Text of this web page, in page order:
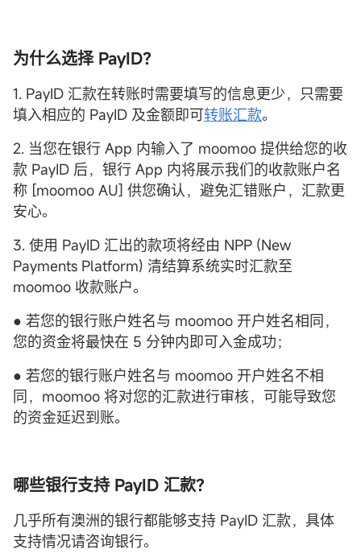
为什么选择 PayID？
1. PayID 汇款在转账时需要填写的信息更少，只需要
填入相应的 PayID 及金额即可转账汇款。
2. 当您在银行 App 内输入了 moomoo 提供给您的收
款 PayID 后，银行 App 内将展示我们的收款账户名
称 [moomoo AU] 供您确认，避免汇错账户，汇款更
安心。
3. 使用 PayID 汇出的款项将经由 NPP (New
Payments Platform) 清结算系统实时汇款至
moomoo 收款账户。
● 若您的银行账户姓名与 moomoo 开户姓名相同，
您的资金将最快在 5 分钟内即可入金成功；
● 若您的银行账户姓名与 moomoo 开户姓名不相
同，moomoo 将对您的汇款进行审核，可能导致您
的资金延迟到账。
哪些银行支持 PayID 汇款？
几乎所有澳洲的银行都能够支持 PayID 汇款，具体
支持情况请咨询银行。